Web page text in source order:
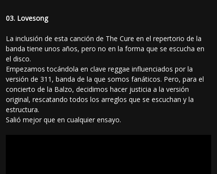
03. Lovesong
La inclusión de esta canción de The Cure en el repertorio de la
banda tiene unos años, pero no en la forma que se escucha en
el disco.
Empezamos tocándola en clave reggae influenciados por la
versión de 311, banda de la que somos fanáticos. Pero, para el
concierto de la Balzo, decidimos hacer justicia a la versión
original, rescatando todos los arreglos que se escuchan y la
estructura.
Salió mejor que en cualquier ensayo.